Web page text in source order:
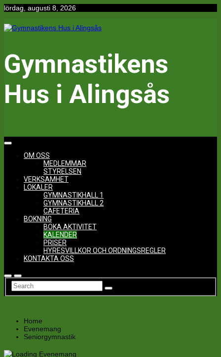
Hoppa
innehåll
lördag, augusti 8, 2026
Gymnastikens
Hus i Alingsås
OM OSS
MEDLEMMAR
STYRELSEN
VERKSAMHET
LOKALER
GYMNASTIKHALL 1
GYMNASTIKHALL 2
CAFETERIA
BOKNING
BOKA AKTIVITET
KALENDER
PRISER
HYRESVILLKOR OCH ORDNINGSREGLER
KONTAKTA OSS
Home
Evenemang
Seniorgymnastik